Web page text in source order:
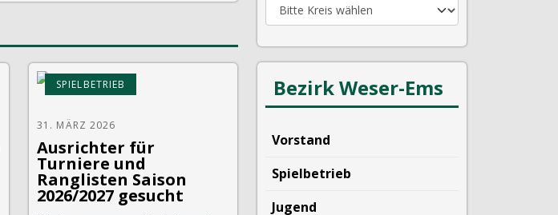
SPIELBETRIEB
31. MÄRZ 2026
Ausrichter für
Turniere und
Ranglisten Saison
2026/2027 gesucht
Bezirk Weser-Ems
Vorstand
Spielbetrieb
Jugend